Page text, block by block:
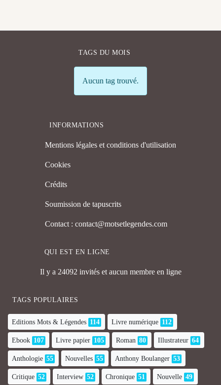
TAGS DU MOIS
Info
Aucun tag trouvé.
INFORMATIONS
Mentions légales et conditions d'utilisation
Cookies
Crédits
Soumission de tapuscrits
Contact : contact@motsetlegendes.com
QUI EST EN LIGNE
Il y a 24092 invités et aucun membre en ligne
TAGS POPULAIRES
Editions Mots & Légendes 114 Livre numérique 112
Ebook 107 Livre papier 105 Roman 80 Illustrateur 64
Anthologie 55 Nouvelles 55 Anthony Boulanger 53
Critique 52 Interview 52 Chronique 51 Nouvelle 49